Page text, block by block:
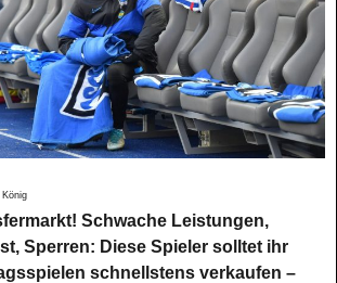
Schwache Leistungen,
Sperren: Diese Spieler solltet ihr
schnellstens verkaufen –